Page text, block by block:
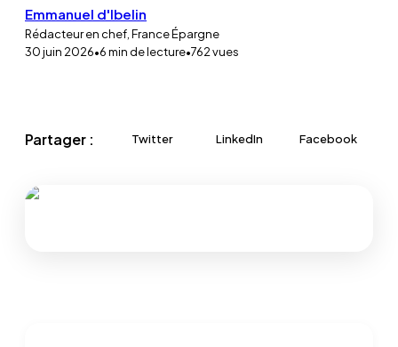
Emmanuel d'Ibelin
Rédacteur en chef, France Épargne
30 juin 2026•6min de lecture•762vues
Partager : Twitter LinkedIn Facebook